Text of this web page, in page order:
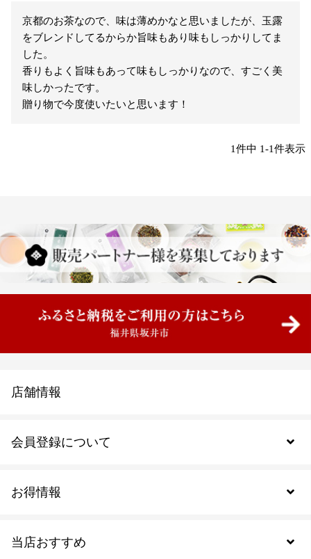
京都のお茶なので、味は薄めかなと思いましたが、玉露
をブレンドしてるからか旨味もあり味もしっかりしてま
した。
香りもよく旨味もあって味もしっかりなので、すごく美
味しかったです。
贈り物で今度使いたいと思います！
1件中 1-1件表示
当店おすすめ
お得情報
会員登録について
会員規約について
店舗情報